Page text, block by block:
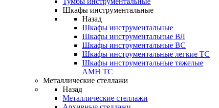
Шкафы инструментальные
Назад
Шкафы инструментальные
Шкафы инструментальные ВЛ
Шкафы инструментальные ВС
Шкафы инструментальные легкие ТС
Шкафы инструментальные тяжелые
AMH TC
Металлические стеллажи
Назад
Металлические стеллажи